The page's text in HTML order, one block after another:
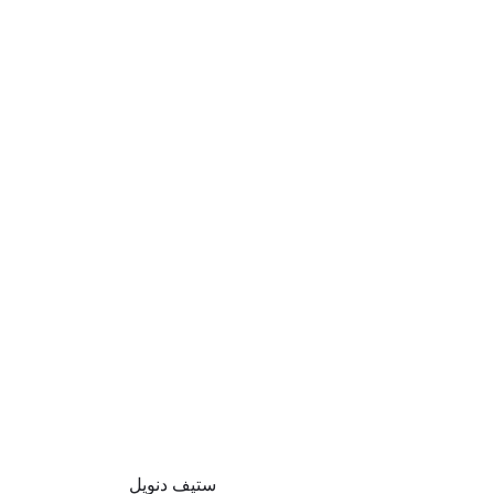
ستيف دنويل